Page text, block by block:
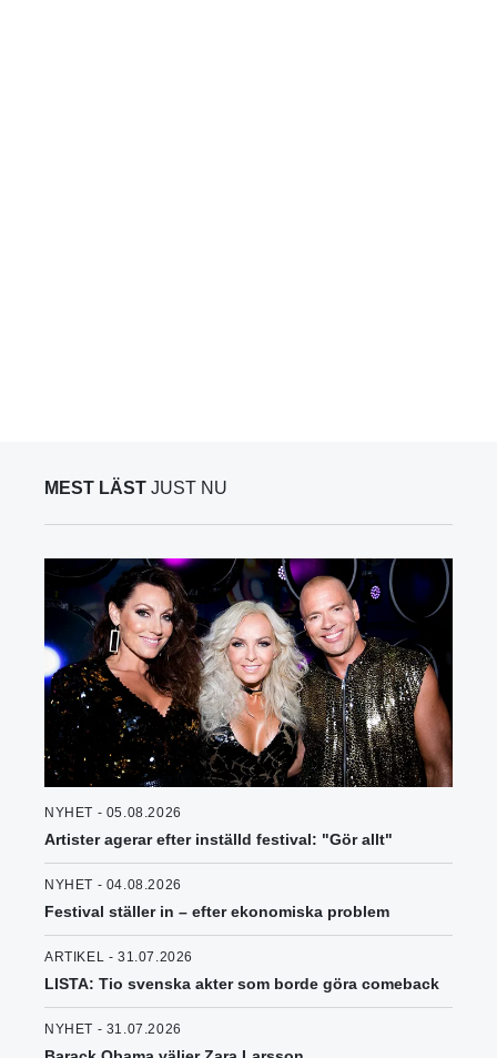
MEST LÄST JUST NU
NYHET - 05.08.2026
Artister agerar efter inställd festival: "Gör allt"
NYHET - 04.08.2026
Festival ställer in – efter ekonomiska problem
ARTIKEL - 31.07.2026
LISTA: Tio svenska akter som borde göra comeback
NYHET - 31.07.2026